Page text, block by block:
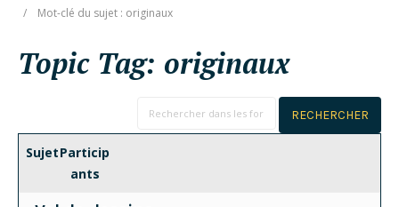
/ Mot-clé du sujet : originaux
Topic Tag: originaux
SujetParticip
ants